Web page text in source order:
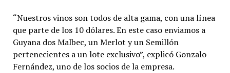
“Nuestros vinos son todos de alta gama, con una línea
que parte de los 10 dólares. En este caso enviamos a
Guyana dos Malbec, un Merlot y un Semillón
pertenecientes a un lote exclusivo”, explicó Gonzalo
Fernández, uno de los socios de la empresa.